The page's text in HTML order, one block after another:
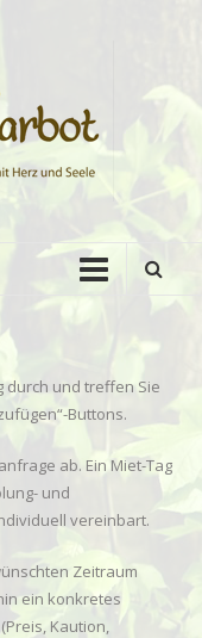
durch und treffen Sie
Buttons.
ab. Ein Miet-Tag
und
vereinbart.
Zeitraum
ein konkretes
Kaution,